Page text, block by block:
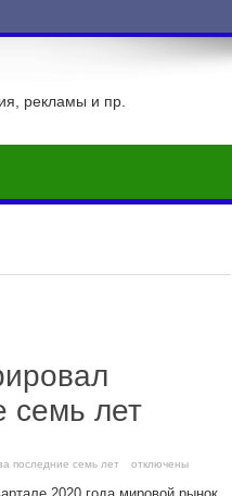
рекламы и пр.
семь лет
последние семь лет отключены